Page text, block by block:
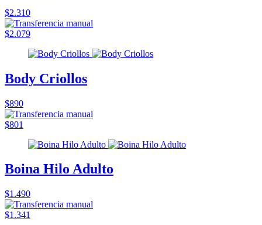
$2.310
$2.079
Body Criollos
$890
$801
Boina Hilo Adulto
$1.490
$1.341